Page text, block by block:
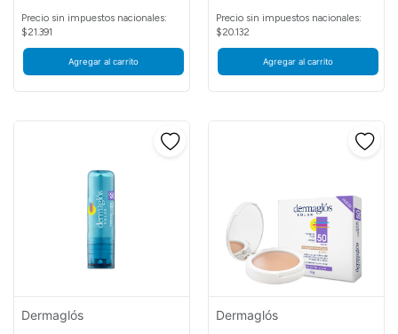
Precio sin impuestos nacionales:
$21.391
Agregar al carrito
Precio sin impuestos nacionales:
$20.132
Agregar al carrito
Dermaglós Dermaglós